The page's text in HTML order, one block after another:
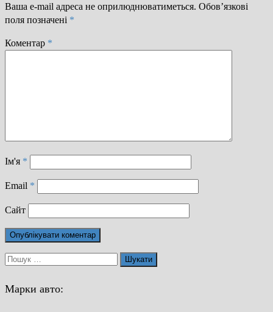
Ваша e-mail адреса не оприлюднюватиметься. Обов’язкові
поля позначені *
Коментар *
Ім'я *
Email *
Сайт
Пошук:
Марки авто: